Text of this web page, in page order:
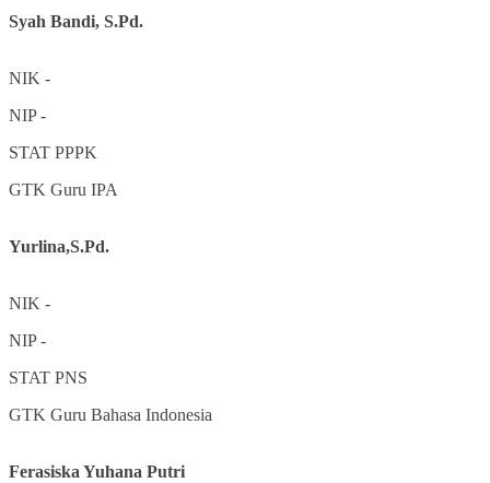
Syah Bandi, S.Pd.
NIK -
NIP-
STAT PPPK
GTK Guru IPA
Yurlina,S.Pd.
NIK -
NIP-
STAT PNS
GTK Guru Bahasa Indonesia
Ferasiska Yuhana Putri